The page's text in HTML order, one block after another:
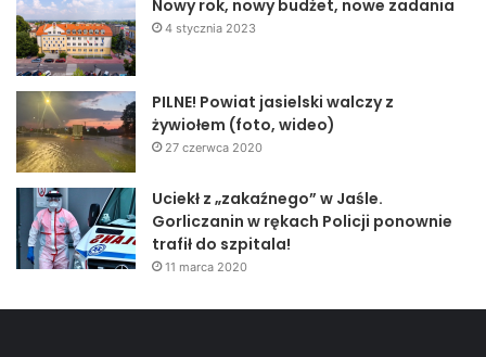
Nowy rok, nowy budżet, nowe zadania
4 stycznia 2023
PILNE! Powiat jasielski walczy z
żywiołem (foto, wideo)
27 czerwca 2020
Uciekł z „zakaźnego” w Jaśle.
Gorliczanin w rękach Policji ponownie
trafił do szpitala!
11 marca 2020